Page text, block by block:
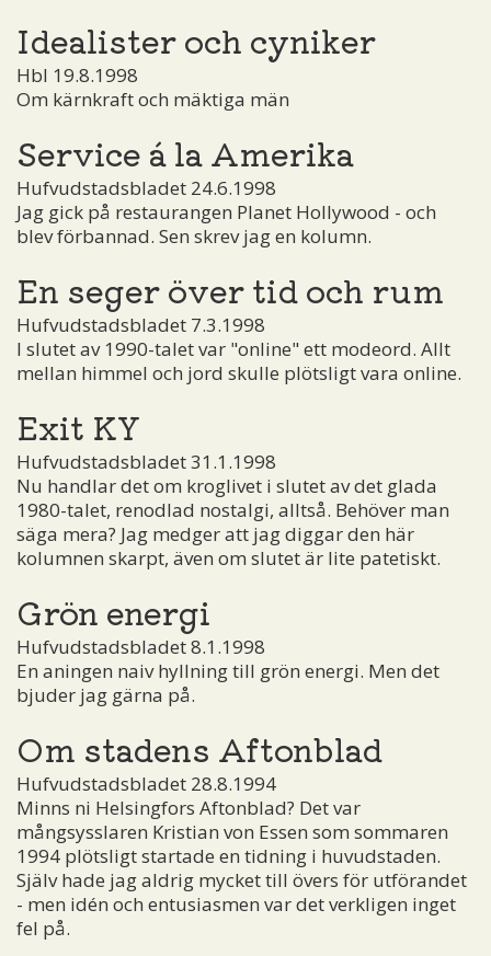
Idealister och cyniker
Hbl 19.8.1998
Om kärnkraft och mäktiga män
Service á la Amerika
Hufvudstadsbladet 24.6.1998
Jag gick på restaurangen Planet Hollywood - och
blev förbannad. Sen skrev jag en kolumn.
En seger över tid och rum
Hufvudstadsbladet 7.3.1998
I slutet av 1990-talet var "online" ett modeord. Allt
mellan himmel och jord skulle plötsligt vara online.
Exit KY
Hufvudstadsbladet 31.1.1998
Nu handlar det om kroglivet i slutet av det glada
1980-talet, renodlad nostalgi, alltså. Behöver man
säga mera? Jag medger att jag diggar den här
kolumnen skarpt, även om slutet är lite patetiskt.
Grön energi
Hufvudstadsbladet 8.1.1998
En aningen naiv hyllning till grön energi. Men det
bjuder jag gärna på.
Om stadens Aftonblad
Hufvudstadsbladet 28.8.1994
Minns ni Helsingfors Aftonblad? Det var
mångsysslaren Kristian von Essen som sommaren
1994 plötsligt startade en tidning i huvudstaden.
Själv hade jag aldrig mycket till övers för utförandet
- men idén och entusiasmen var det verkligen inget
fel på.